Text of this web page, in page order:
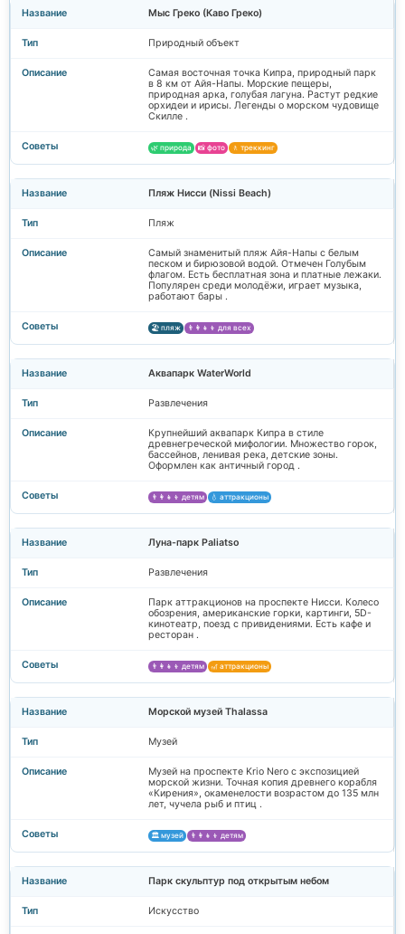
Мыс Греко (Каво Греко)
Природный объект
Самая восточная точка Кипра, природный парк
в 8 км от Айя-Напы. Морские пещеры,
природная арка, голубая лагуна. Растут редкие
орхидеи и ирисы. Легенды о морском чудовище
Скилле .
🌿 природа 📸 фото 🚶 треккинг
Пляж Нисси (Nissi Beach)
Пляж
Самый знаменитый пляж Айя-Напы с белым
песком и бирюзовой водой. Отмечен Голубым
флагом. Есть бесплатная зона и платные лежаки.
Популярен среди молодёжи, играет музыка,
работают бары .
🏖️ пляж 👨‍👩‍👧‍👦 для всех
Аквапарк WaterWorld
Развлечения
Крупнейший аквапарк Кипра в стиле
древнегреческой мифологии. Множество горок,
бассейнов, ленивая река, детские зоны.
Оформлен как античный город .
👨‍👩‍👧‍👦 детям 💧 аттракционы
Луна-парк Paliatso
Развлечения
Парк аттракционов на проспекте Нисси. Колесо
обозрения, американские горки, картинги, 5D-
кинотеатр, поезд с привидениями. Есть кафе и
ресторан .
👨‍👩‍👧‍👦 детям 🎢 аттракционы
Морской музей Thalassa
Музей
Музей на проспекте Krio Nero с экспозицией
морской жизни. Точная копия древнего корабля
«Кирения», окаменелости возрастом до 135 млн
лет, чучела рыб и птиц .
🏛️ музей 👨‍👩‍👧‍👦 детям
Парк скульптур под открытым небом
Искусство